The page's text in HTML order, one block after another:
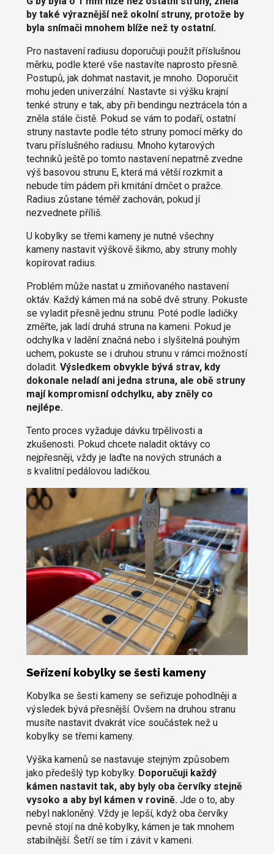
by také výraznější než okolní struny, protože by
byla snímači mnohem blíže než ty ostatní.
Pro nastavení radiusu doporučuji použít příslušnou
měrku, podle které vše nastavíte naprosto přesně.
Postupů, jak dohmat nastavit, je mnoho. Doporučit
mohu jeden univerzální. Nastavte si výšku krajní
tenké struny e tak, aby při bendingu neztrácela tón a
zněla stále čistě. Pokud se vám to podaří, ostatní
struny nastavte podle této struny pomocí měrky do
tvaru příslušného radiusu. Mnoho kytarových
techniků ještě po tomto nastavení nepatrně zvedne
výš basovou strunu E, která má větší rozkmit a
nebude tím pádem při kmitání drnčet o pražce.
Radius zůstane téměř zachován, pokud jí
nezvednete příliš.
U kobylky se třemi kameny je nutné všechny
kameny nastavit výškově šikmo, aby struny mohly
kopírovat radius.
Problém může nastat u zmiňovaného nastavení
oktáv. Každý kámen má na sobě dvě struny. Pokuste
se vyladit přesně jednu strunu. Poté podle ladičky
změřte, jak ladí druhá struna na kameni. Pokud je
odchylka v ladění značná nebo i slyšitelná pouhým
uchem, pokuste se i druhou strunu v rámci možností
doladit. Výsledkem obvykle bývá strav, kdy
dokonale neladí ani jedna struna, ale obě struny
mají kompromisní odchylku, aby zněly co
nejlépe.
Tento proces vyžaduje dávku trpělivosti a
zkušenosti. Pokud chcete naladit oktávy co
nejpřesněji, vždy je laďte na nových strunách a
s kvalitní pedálovou ladičkou.
Seřízení kobylky se šesti kameny
Kobylka se šesti kameny se seřizuje pohodlněji a
výsledek bývá přesnější. Ovšem na druhou stranu
musíte nastavit dvakrát více součástek než u
kobylky se třemi kameny.
Výška kamenů se nastavuje stejným způsobem
jako předešlý typ kobylky. Doporučuji každý
kámen nastavit tak, aby byly oba červíky stejně
vysoko a aby byl kámen v rovině. Jde o to, aby
nebyl nakloněný. Vždy je lepší, když oba červíky
pevně stojí na dně kobylky, kámen je tak mnohem
stabilnější. Šetří se tím i závit v kameni.